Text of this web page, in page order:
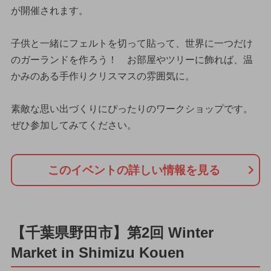
が開催されます。
子供と一緒にフェルトを切って貼って、世界に一つだけ
のガーランドを作ろう！ お部屋やツリーに飾れば、温
かみのある手作りクリスマスの雰囲気に。
素敵な思い出づくりにぴったりのワークショップです。
ぜひ参加してみてください。
このイベントの詳しい情報を見る
【千葉県野田市】第2回 Winter
Market in Shimizu Kouen